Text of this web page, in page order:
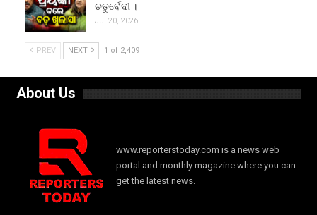
ଚତୁର୍ବେଦୀ ।
Jul 20, 2026
PREV NEXT 1 of 2,409
About Us
www.reporterstoday.com is a news web
portal and monthly magazine where you can
get the latest news.